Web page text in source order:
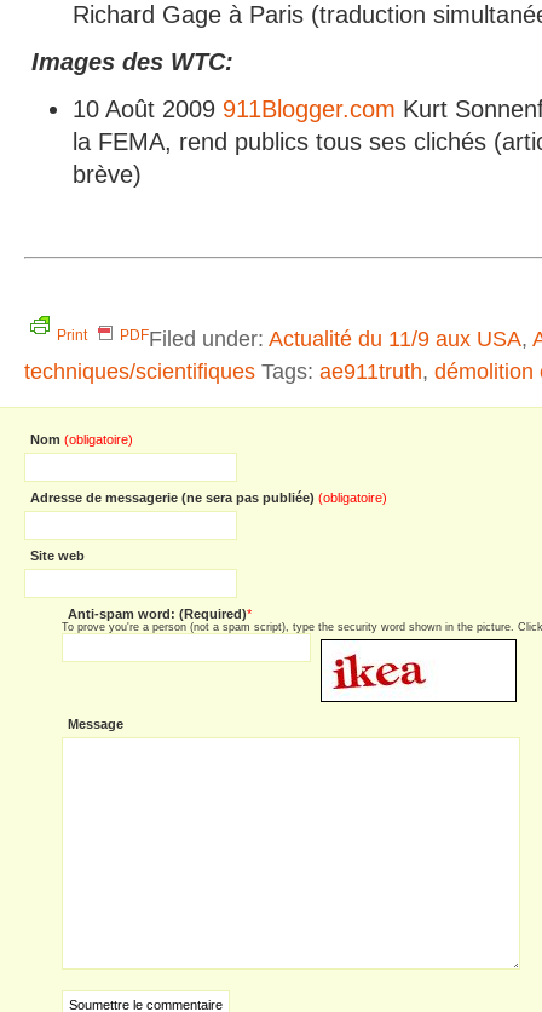
Richard Gage à Paris (traduction
Images des WTC:
10 Août 2009 911Blogger.com Kurt
la FEMA, rend publics tous ses clichés
brève)
Print PDFFiled under: Actualité du 11/9 aux USA,
techniques/scientifiques Tags: ae911truth, démolition
Nom (obligatoire)
Adresse de messagerie (ne sera pas publiée) (obligatoire)
Site web
Anti-spam word: (Required)*
To prove you're a person (not a spam script), type the security word shown in the picture.
Message